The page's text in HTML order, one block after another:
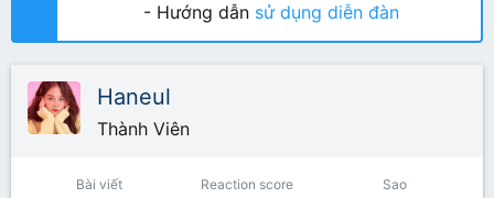
- Hướng dẫn sử dụng diễn đàn
Haneul
Thành Viên
Bài viết Reaction score Sao